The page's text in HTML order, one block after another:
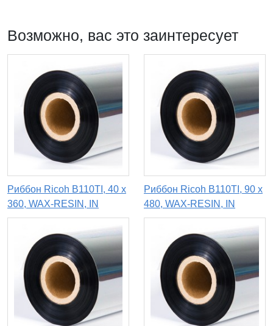
Возможно, вас это заинтересует
Риббон Ricoh B110TI, 40 х
360, WAX-RESIN, IN
Риббон Ricoh B110TI, 90 x
480, WAX-RESIN, IN